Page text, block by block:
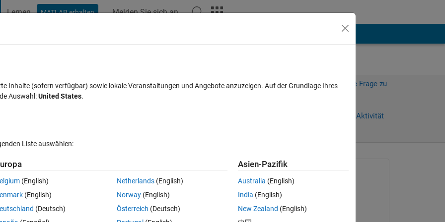
Lernen MATLAB erhalten Melden Sie sich an
Melden Sie sich an, um diese Frage zu
Anmelden, um Aktivität
0 Stimmen
for loop I can find the last value of y, but i need to store all values of y
Marwan Malaeb
am 20 Apr. 2017
Inhalte (sofern verfügbar) sowie lokale Veranstaltungen und Angebote anzuzeigen. Auf der Grundlage Ihres
Auswahl:United States.
Liste auswählen:
(English)
(English)
(Deutsch)
Netherlands(English)
Norway(English)
Österreich (Deutsch)
Asien-Pazifik
Australia (English)
India (English)
New Zealand (English)